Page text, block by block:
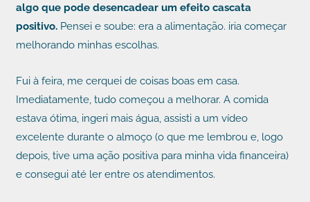
algo que pode desencadear um efeito cascata
positivo. Pensei e soube: era a alimentação. iria começar
melhorando minhas escolhas.
Fui à feira, me cerquei de coisas boas em casa.
Imediatamente, tudo começou a melhorar. A comida
estava ótima, ingeri mais água, assisti a um vídeo
excelente durante o almoço (o que me lembrou e, logo
depois, tive uma ação positiva para minha vida financeira)
e consegui até ler entre os atendimentos.